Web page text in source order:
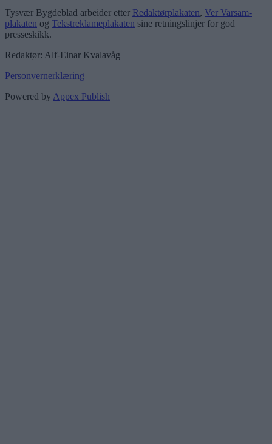
Tysvær Bygdeblad arbeider etter Redaktørplakaten, Ver Varsam-
plakaten og Tekstreklameplakaten sine retningslinjer for god
presseskikk.
Redaktør: Alf-Einar Kvalavåg
Personvernerklæring
Powered by Appex Publish